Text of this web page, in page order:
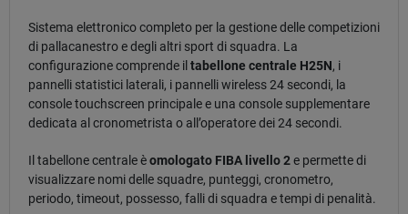
Sistema elettronico completo per la gestione delle competizioni
di pallacanestro e degli altri sport di squadra. La
configurazione comprende iltabellone centrale H25N, i
pannelli statistici laterali, i pannelli wireless 24 secondi, la
console touchscreen principale e una console supplementare
dedicata al cronometrista o all’operatore dei 24 secondi.
Il tabellone centrale èomologato FIBA livello 2e permette di
visualizzare nomi delle squadre, punteggi, cronometro,
periodo, timeout, possesso, falli di squadra e tempi di penalità.